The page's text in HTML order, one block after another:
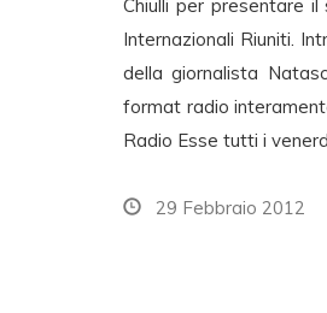
Chiulli per presentare il
Internazionali Riuniti.
della giornalista
format radio
Radio Esse tutti i
29 Febbraio 2012